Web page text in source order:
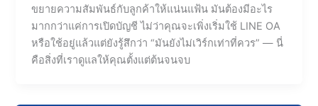
ขยายความสัมพันธ์กับลูกค้าให้แน่นแฟ้น มันต้องมีอะไร
มากกว่าแค่การเปิดบัญชี ไม่ว่าคุณจะเพิ่งเริ่มใช้ LINE OA
หรือใช้อยู่แล้วแต่ยังรู้สึกว่า “มันยังไม่เวิร์กเท่าที่ควร” — นี่
คือสิ่งที่เราดูแลให้คุณตั้งแต่ต้นจนจบ